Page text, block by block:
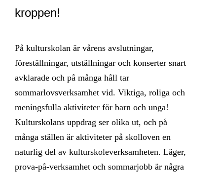
kroppen!
På kulturskolan är vårens avslutningar,
föreställningar, utställningar och konserter snart
avklarade och på många håll tar
sommarlovsverksamhet vid. Viktiga, roliga och
meningsfulla aktiviteter för barn och unga!
Kulturskolans uppdrag ser olika ut, och på
många ställen är aktiviteter på skolloven en
naturlig del av kulturskoleverksamheten. Läger,
prova-på-verksamhet och sommarjobb är några